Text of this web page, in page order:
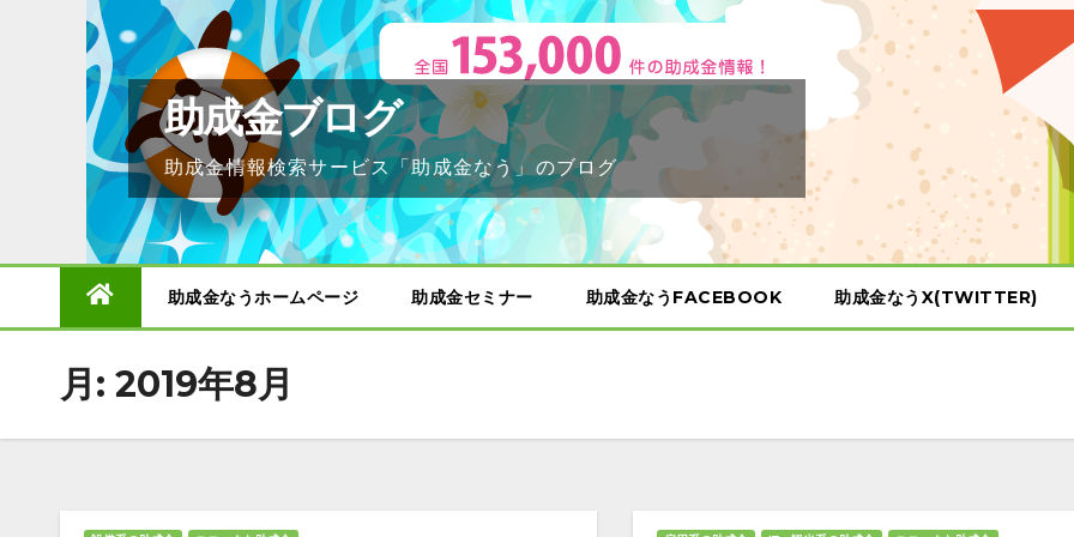
助成金ブログ
助成金情報検索サービス「助成金なう」のブログ
助成金なうホームページ 助成金セミナー 助成金なうFACEBOOK 助成金なうX(TWITTER)
月: 2019年8月